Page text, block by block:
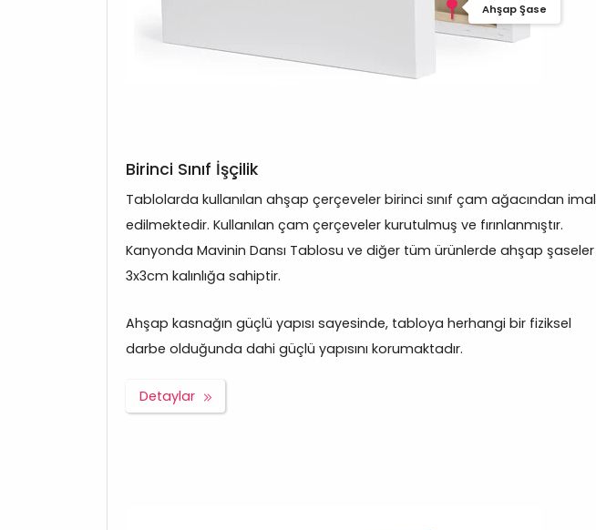
Ahşap Şase
Birinci Sınıf İşçilik
Tablolarda kullanılan ahşap çerçeveler birinci sınıf çam ağacından imal
edilmektedir. Kullanılan çam çerçeveler kurutulmuş ve fırınlanmıştır.
Kanyonda Mavinin Dansı Tablosu ve diğer tüm ürünlerde ahşap şaseler
3x3cm kalınlığa sahiptir.
Ahşap kasnağın güçlü yapısı sayesinde, tabloya herhangi bir fiziksel
darbe olduğunda dahi güçlü yapısını korumaktadır.
Detaylar